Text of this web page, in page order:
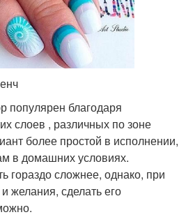
популярен благодаря
слоев , различных по зоне
более простой в исполнении,
в домашних условиях.
гораздо сложнее, однако, при
желания, сделать его